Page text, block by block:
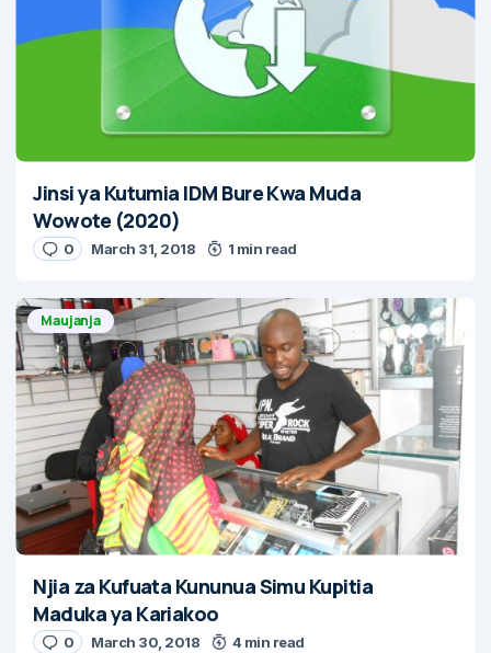
Jinsi ya Kutumia IDM Bure Kwa Muda
Wowote (2020)
0 March 31, 2018 1 min read
Maujanja
Njia za Kufuata Kununua Simu Kupitia
Maduka ya Kariakoo
0 March 30, 2018 4 min read